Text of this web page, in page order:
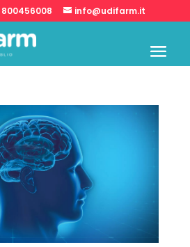
800456008 info@udifarm.it